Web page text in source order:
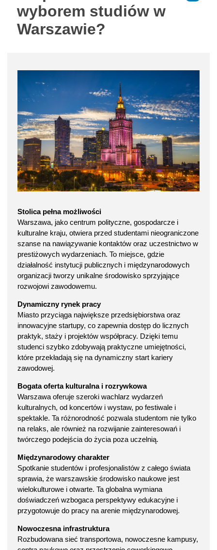
wyborem studiów w
Warszawie?
Stolica pełna możliwości
Warszawa, jako centrum polityczne, gospodarcze i
kulturalne kraju, otwiera przed studentami nieograniczone
szanse na nawiązywanie kontaktów oraz uczestnictwo w
prestiżowych wydarzeniach. To miejsce, gdzie
działalność instytucji publicznych i międzynarodowych
organizacji tworzy unikalne środowisko sprzyjające
rozwojowi zawodowemu.
Dynamiczny rynek pracy
Miasto przyciąga największe przedsiębiorstwa oraz
innowacyjne startupy, co zapewnia dostęp do licznych
praktyk, staży i projektów współpracy. Dzięki temu
studenci szybko zdobywają praktyczne umiejętności,
które przekładają się na dynamiczny start kariery
zawodowej.
Bogata oferta kulturalna i rozrywkowa
Warszawa oferuje szeroki wachlarz wydarzeń
kulturalnych, od koncertów i wystaw, po festiwale i
spektakle. Ta różnorodność pozwala studentom nie tylko
na relaks, ale również na rozwijanie zainteresowań i
twórczego podejścia do życia poza uczelnią.
Międzynarodowy charakter
Spotkanie studentów i profesjonalistów z całego świata
sprawia, że warszawskie środowisko naukowe jest
wielokulturowe i otwarte. Ta globalna wymiana
doświadczeń wzbogaca perspektywy edukacyjne i
przygotowuje do pracy na arenie międzynarodowej.
Nowoczesna infrastruktura
Rozbudowana sieć transportowa, nowoczesne kampusy,